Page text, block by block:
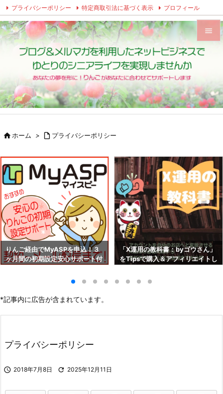


サイド

前へ

検索
プライバシーポリシー 特定商取引法に基づく表示 プロフィール
Twitter Facebook Instagram
ホーム >  プライバシーポリシー
りんご経由でMyASPを申込！３
ヶ月間の初期設定安心サポート付
「X運用の教科書：byゴウさん」
をTipsで購入＆アフィリエイトし
*記事内に広告が含まれています。
プライバシーポリシー
 2018年7月8日  2025年12月11日